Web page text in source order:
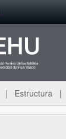
Estructura